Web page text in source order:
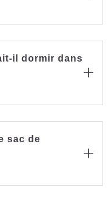
il dormir dans

sac de
